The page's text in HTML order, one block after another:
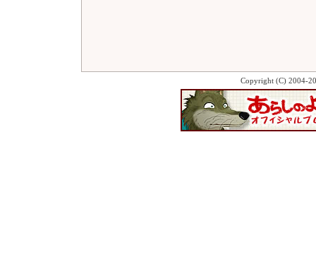
Copyright (C) 2004-